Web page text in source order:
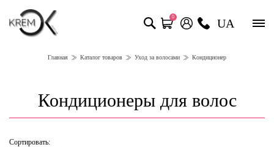
0 UA
Главная Каталог товаров Уход за волосами Кондиционер
Кондиционеры для волос
Сортировать: